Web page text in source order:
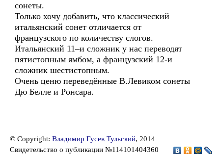
сонеты.
Только хочу добавить, что классический
итальянский сонет отличается от
французского по количеству слогов.
Итальянский 11–и сложник у нас переводят
пятистопным ямбом, а французский 12-и
сложник шестистопным.
Очень ценю переведённые В.Левиком сонеты
Дю Белле и Ронсара.
© Copyright: Владимир Гусев Тульский, 2014
Свидетельство о публикации №114101404360